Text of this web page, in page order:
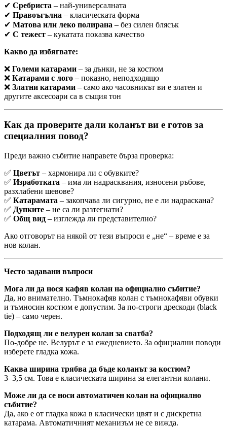
✔ Сребриста – най-универсалната
✔ Правоъгълна – класическата форма
✔ Матова или леко полирана – без силен блясък
✔ С тежест – кукатата показва качество
Какво да избягвате:
❌ Големи катарами – за дънки, не за костюм
❌ Катарами с лого – показно, неподходящо
❌ Златни катарами – само ако часовникът ви е златен и
другите аксесоари са в същия тон
Как да проверите дали коланът ви е готов за
специалния повод?
Преди важно събитие направете бърза проверка:
✅ Цветът – хармонира ли с обувките?
✅ Изработката – има ли надрасквания, износени ръбове,
разхлабени шевове?
✅ Катарамата – закопчава ли сигурно, не е ли надраскана?
✅ Дупките – не са ли разтегнати?
✅ Общ вид – изглежда ли представително?
Ако отговорът на някой от тези въпроси е „не“ – време е за
нов колан.
Често задавани въпроси
Мога ли да нося кафяв колан на официално събитие?
Да, но внимателно. Тъмнокафяв колан с тъмнокафяви обувки
и тъмносин костюм е допустим. За по-строги дрескоди (black
tie) – само черен.
Подходящ ли е велурен колан за сватба?
По-добре не. Велурът е за ежедневието. За официални поводи
изберете гладка кожа.
Каква ширина трябва да бъде коланът за костюм?
3–3,5 см. Това е класическата ширина за елегантни колани.
Може ли да се носи автоматичен колан на официално
събитие?
Да, ако е от гладка кожа в класически цвят и с дискретна
катарама. Автоматичният механизъм не се вижда.